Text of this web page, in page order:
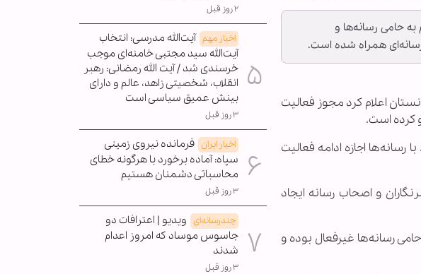
حامی رسانه‌ها و
رسانه‌ای همراه شده است.
اعلام کرد مجوز فعالیت
کرده است.
رسانه‌ها اجازه ادامه فعالیت
و اصحاب رسانه ایجاد
رسانه‌ها غیرفعال بوده و
۲ روز قبل
اخبار مهم آیت‌الله مدرسی: انتخاب
آیت‌الله سید مجتبی خامنه‌ای موجب
خرسندی شد / آیت الله رمضانی: رهبر
انقلاب، شخصیتی زاهد، عالم و دارای
بینش عمیق سیاسی است
۳ روز قبل
اخبار ایران فرمانده نیروی زمینی
سپاه: آماده برخورد با هرگونه خطای
محاسباتی دشمنان هستیم
۳ روز قبل
چندرسانه‌ای ویدیو | اعترافات دو
جاسوس موساد که امروز اعدام
شدند
۳ روز قبل